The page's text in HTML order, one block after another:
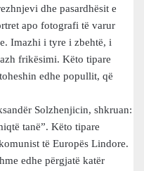
dhe pasardhësit e
apo fotografi të varur
Imazhi i tyre i zbehtë, i
frikësimi. Këto tipare
edhe popullit, që
Solzhenjicin, shkruan:
tanë”. Këto tipare
të Europës Lindore.
edhe përgjatë katër